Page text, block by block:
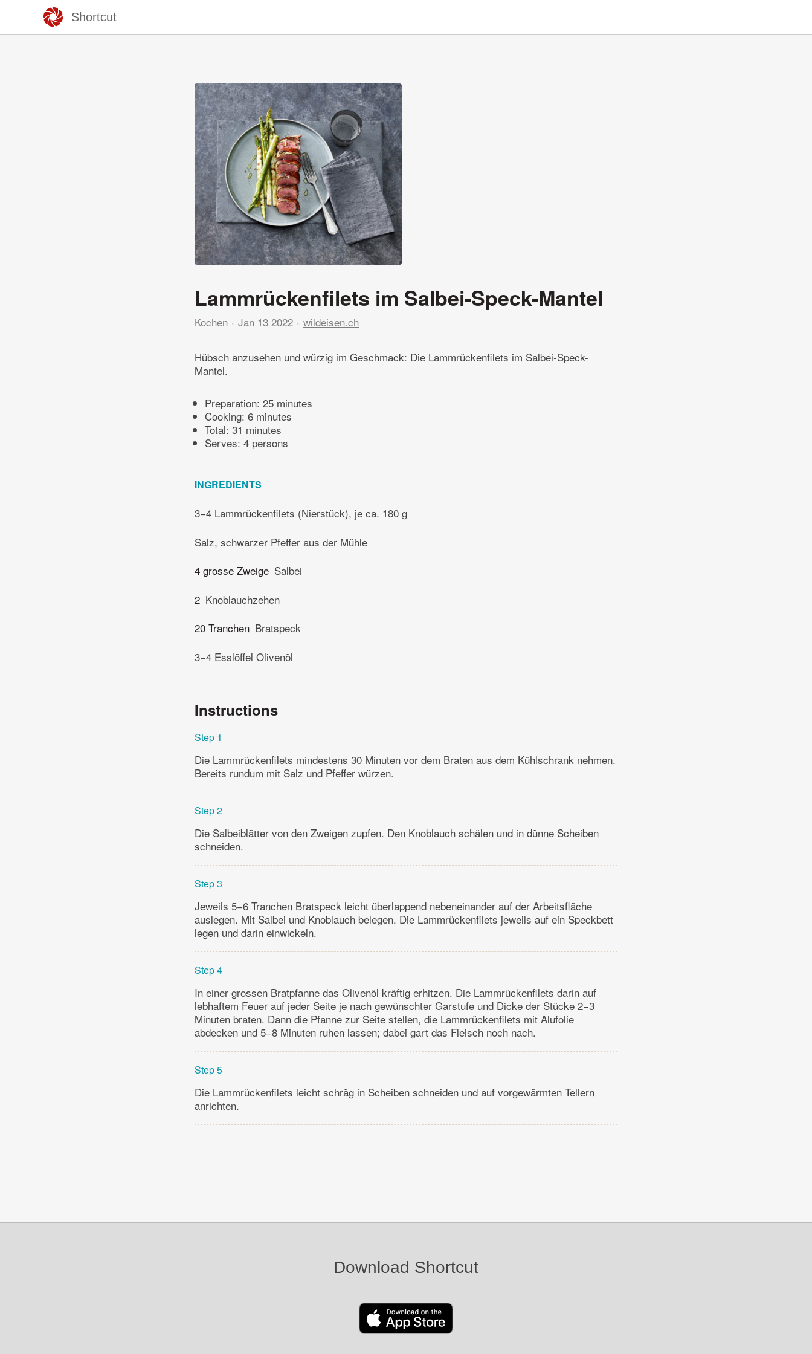
Shortcut
Lammrückenfilets im Salbei-Speck-Mantel
Kochen Jan 13 2022 wildeisen.ch
Hübsch anzusehen und würzig im Geschmack: Die Lammrückenfilets im Salbei-Speck-
Mantel.
Preparation: 25 minutes
Cooking: 6 minutes
Total: 31 minutes
Serves: 4 persons
INGREDIENTS
3−4 Lammrückenfilets (Nierstück), je ca. 180 g
Salz, schwarzer Pfeffer aus der Mühle
4 grosse Zweige Salbei
2 Knoblauchzehen
20 Tranchen Bratspeck
3−4 Esslöffel Olivenöl
Instructions
Step 1
Die Lammrückenfilets mindestens 30 Minuten vor dem Braten aus dem Kühlschrank nehmen.
Bereits rundum mit Salz und Pfeffer würzen.
Step 2
Die Salbeiblätter von den Zweigen zupfen. Den Knoblauch schälen und in dünne Scheiben
schneiden.
Step 3
Jeweils 5−6 Tranchen Bratspeck leicht überlappend nebeneinander auf der Arbeitsfläche
auslegen. Mit Salbei und Knoblauch belegen. Die Lammrückenfilets jeweils auf ein Speckbett
legen und darin einwickeln.
Step 4
In einer grossen Bratpfanne das Olivenöl kräftig erhitzen. Die Lammrückenfilets darin auf
lebhaftem Feuer auf jeder Seite je nach gewünschter Garstufe und Dicke der Stücke 2−3
Minuten braten. Dann die Pfanne zur Seite stellen, die Lammrückenfilets mit Alufolie
abdecken und 5−8 Minuten ruhen lassen; dabei gart das Fleisch noch nach.
Step 5
Die Lammrückenfilets leicht schräg in Scheiben schneiden und auf vorgewärmten Tellern
anrichten.
Download Shortcut